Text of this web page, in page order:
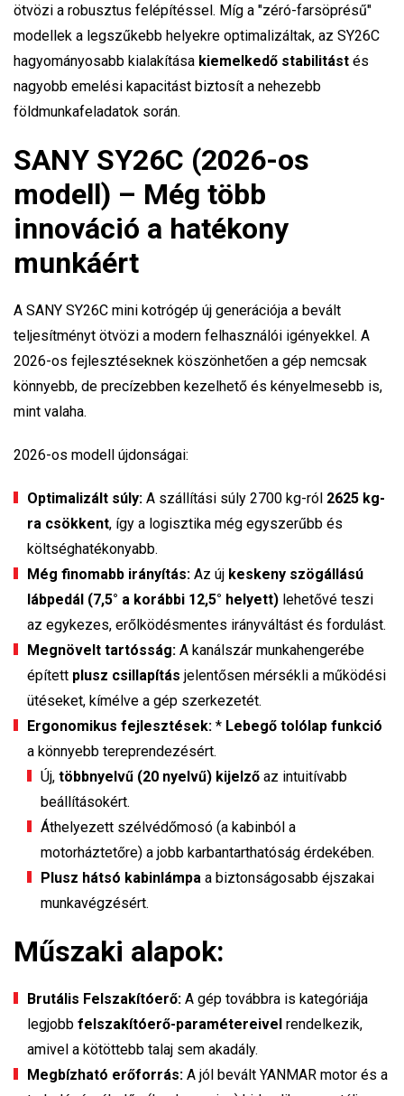
ötvözi a robusztus felépítéssel. Míg a "zéró-farsöprésű"
modellek a legszűkebb helyekre optimalizáltak, az SY26C
hagyományosabb kialakítása kiemelkedő stabilitást és
nagyobb emelési kapacitást biztosít a nehezebb
földmunkafeladatok során.
SANY SY26C (2026-os
modell) – Még több
innováció a hatékony
munkáért
A SANY SY26C mini kotrógép új generációja a bevált
teljesítményt ötvözi a modern felhasználói igényekkel. A
2026-os fejlesztéseknek köszönhetően a gép nemcsak
könnyebb, de precízebben kezelhető és kényelmesebb is,
mint valaha.
2026-os modell újdonságai:
Optimalizált súly: A szállítási súly 2700 kg-ról 2625 kg-
ra csökkent, így a logisztika még egyszerűbb és
költséghatékonyabb.
Még finomabb irányítás: Az új keskeny szögállású
lábpedál (7,5° a korábbi 12,5° helyett) lehetővé teszi
az egykezes, erőlködésmentes irányváltást és fordulást.
Megnövelt tartósság: A kanálszár munkahengerébe
épített plusz csillapítás jelentősen mérsékli a működési
ütéseket, kímélve a gép szerkezetét.
Ergonomikus fejlesztések: * Lebegő tolólap funkció
a könnyebb tereprendezésért.
Új, többnyelvű (20 nyelvű) kijelző az intuitívabb
beállításokért.
Áthelyezett szélvédőmosó (a kabinból a
motorháztetőre) a jobb karbantarthatóság érdekében.
Plusz hátsó kabinlámpa a biztonságosabb éjszakai
munkavégzésért.
Műszaki alapok:
Brutális Felszakítóerő: A gép továbbra is kategóriája
legjobb felszakítóerő-paramétereivel rendelkezik,
amivel a kötöttebb talaj sem akadály.
Megbízható erőforrás: A jól bevált YANMAR motor és a